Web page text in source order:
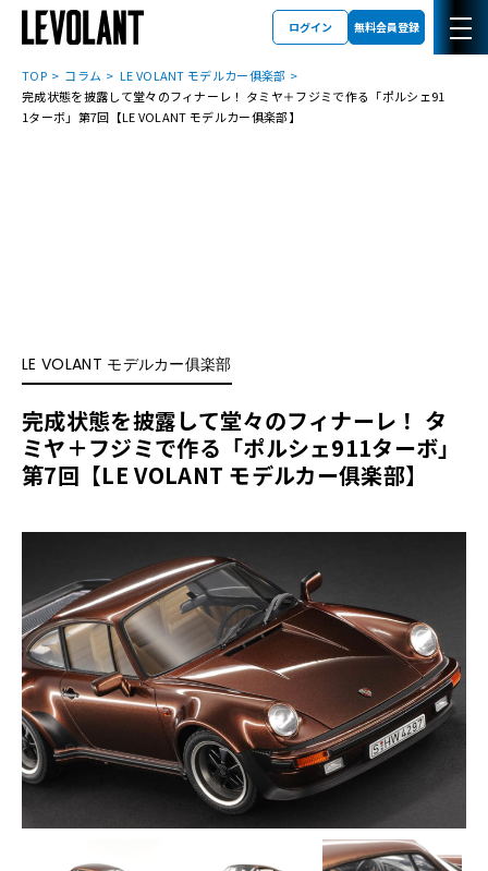
ログイン 無料会員登録
TOP コラム
LE VOLANT モデルカー俱楽部
完成状態を披露して堂々のフィナーレ！ タミヤ＋フジミで作る「ポルシェ91
1ターボ」第7回【LE VOLANT モデルカー俱楽部】
LE VOLANT モデルカー俱楽部
完成状態を披露して堂々のフィナーレ！ タ
ミヤ＋フジミで作る「ポルシェ911ターボ」
第7回【LE VOLANT モデルカー俱楽部】